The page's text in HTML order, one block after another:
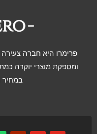
פרימרו היא חברה
ומספקת מוצרי יוקרה
במחיר